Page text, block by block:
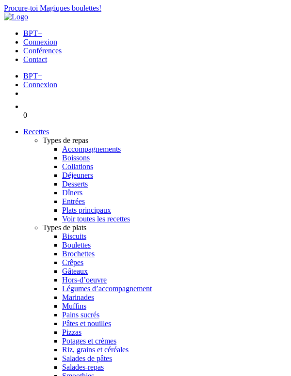
Procure-toi Magiques boulettes!
BPT+
Connexion
Conférences
Contact
BPT+
Connexion
0
Recettes
Types de repas
Accompagnements
Boissons
Collations
Déjeuners
Desserts
Dîners
Entrées
Plats principaux
Voir toutes les recettes
Types de plats
Biscuits
Boulettes
Brochettes
Crêpes
Gâteaux
Hors-d’oeuvre
Légumes d’accompagnement
Marinades
Muffins
Pains sucrés
Pâtes et nouilles
Pizzas
Potages et crèmes
Riz, grains et céréales
Salades de pâtes
Salades-repas